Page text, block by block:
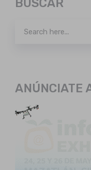
BUSCAR
ANÚNCIATE